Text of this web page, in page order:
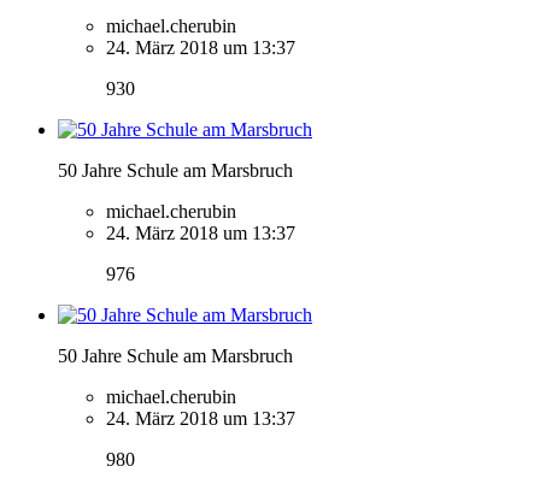
michael.cherubin
24. März 2018 um 13:37
930
50 Jahre Schule am Marsbruch
michael.cherubin
24. März 2018 um 13:37
976
50 Jahre Schule am Marsbruch
michael.cherubin
24. März 2018 um 13:37
980